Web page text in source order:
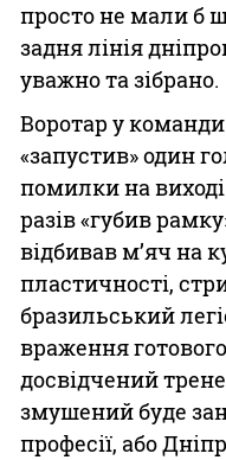
просто не мали б
задня лінія
уважно та зібрано.
Воротар у
«запустив» один
помилки на
разів «губив
відбивав м’яч на
пластичності,
бразильський
враження
досвідчений
змушений буде
професії, або